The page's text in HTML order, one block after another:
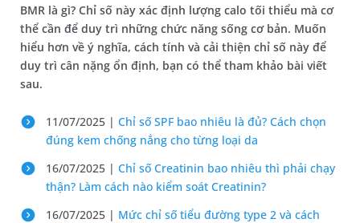
BMR là gì? Chỉ số này xác định lượng calo tối thiểu mà cơ
thể cần để duy trì những chức năng sống cơ bản. Muốn
hiểu hơn về ý nghĩa, cách tính và cải thiện chỉ số này để
duy trì cân nặng ổn định, bạn có thể tham khảo bài viết
sau.
11/07/2025 | Chỉ số SPF bao nhiêu là đủ? Cách chọn
đúng kem chống nắng cho từng loại da
16/07/2025 | Chỉ số Creatinin bao nhiêu thì phải chạy
thận? Làm cách nào kiểm soát Creatinin?
16/07/2025 | Mức chỉ số tiểu đường type 2 và cách